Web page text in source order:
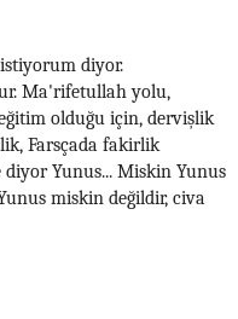
diyor.
Ma'rifetullah yolu,
olduğu için, dervişlik
Farsçada fakirlik
Yunus... Miskin Yunus
miskin değildir, civa